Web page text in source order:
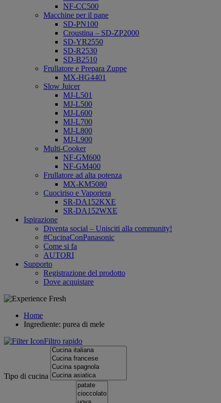
NF-CC500
Macchine per il pane
SD-PN100
Croustina – SD-ZP2000
SD-YR2550
SD-R2530
SD-B2510
Frullatore e Prepara Zuppe
MX-HG4401
Slow Juicer
MJ-L501
MJ-L500
MJ-L600
MJ-L700
MJ-L800
MJ-L900
Multi-Cooker
NF-GM600
NF-GM400
Frullatore ad alta potenza
MX-KM5080
Cuociriso e Vaporiera
SR-DA152KXE
SR-DA152WXE
Ispirazione
Diventa social – Unisciti alla community!
#CucinaConPanasonic
Come si fa
AUTORI
Supporto
Registrazione del prodotto
Dove acquistare
Home
Ingrediente: purea di mele
Filtro rapido
Tipo di cucina